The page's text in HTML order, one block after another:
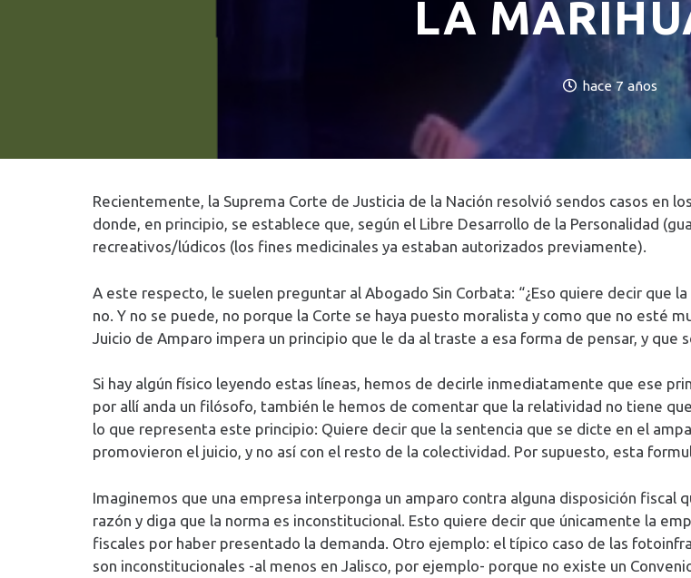
LA
hace 7 años
Recientemente, la Suprema Corte de Justicia de la Nación resolvió sendos casos en
donde, en principio, se establece que, según el Libre Desarrollo de la Personalidad
recreativos/lúdicos (los fines medicinales ya estaban autorizados previamente).
A este respecto, le suelen preguntar al Abogado Sin Corbata: “¿Eso quiere decir que
no. Y no se puede, no porque la Corte se haya puesto moralista y como que no esté
Juicio de Amparo impera un principio que le da al traste a esa forma de pensar, y que
Si hay algún físico leyendo estas líneas, hemos de decirle inmediatamente que ese
por allí anda un filósofo, también le hemos de comentar que la relatividad no tiene
lo que representa este principio: Quiere decir que la sentencia que se dicte en el
promovieron el juicio, y no así con el resto de la colectividad. Por supuesto, esta
Imaginemos que una empresa interponga un amparo contra alguna disposición fiscal
razón y diga que la norma es inconstitucional. Esto quiere decir que únicamente la
fiscales por haber presentado la demanda. Otro ejemplo: el típico caso de las
son inconstitucionales -al menos en Jalisco, por ejemplo- porque no existe un